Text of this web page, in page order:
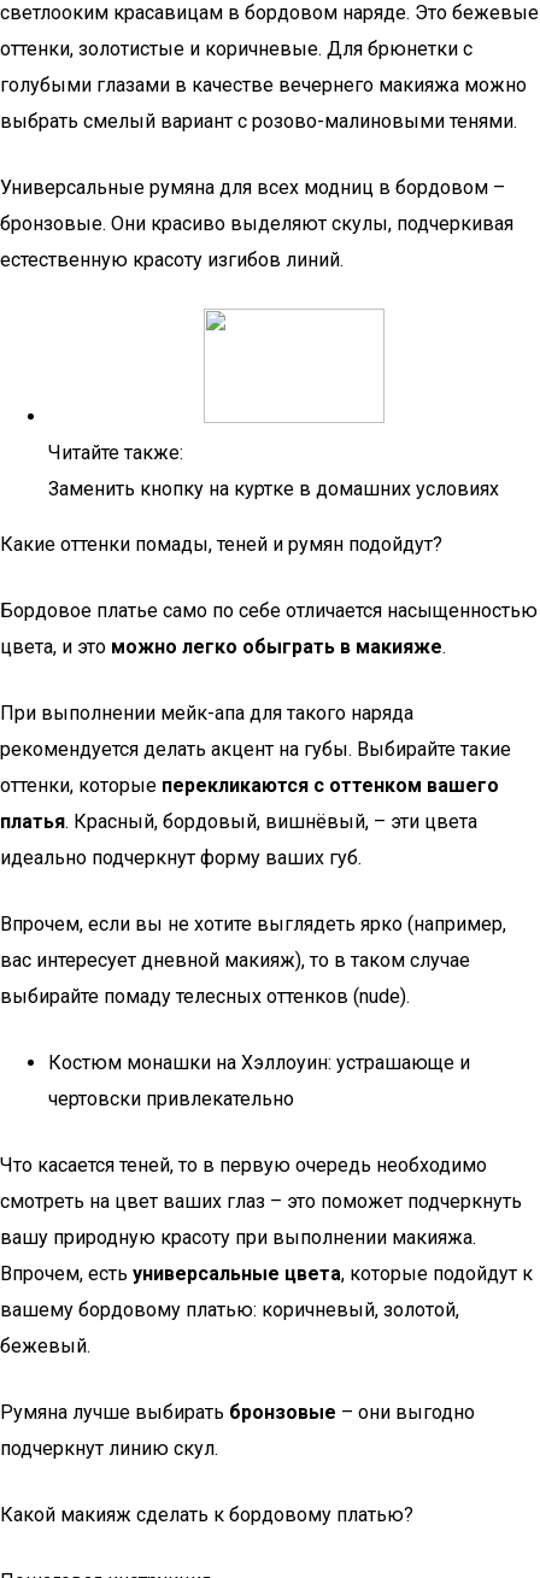
светлооким красавицам в бордовом наряде. Это бежевые
оттенки, золотистые и коричневые. Для брюнетки с
голубыми глазами в качестве вечернего макияжа можно
выбрать смелый вариант с розово-малиновыми тенями.
Универсальные румяна для всех модниц в бордовом –
бронзовые. Они красиво выделяют скулы, подчеркивая
естественную красоту изгибов линий.
Читайте также:
Заменить кнопку на куртке в домашних условиях
Какие оттенки помады, теней и румян подойдут?
Бордовое платье само по себе отличается насыщенностью
цвета, и это можно легко обыграть в макияже.
При выполнении мейк-апа для такого наряда
рекомендуется делать акцент на губы. Выбирайте такие
оттенки, которые перекликаются с оттенком вашего
платья. Красный, бордовый, вишнёвый, – эти цвета
идеально подчеркнут форму ваших губ.
Впрочем, если вы не хотите выглядеть ярко (например,
вас интересует дневной макияж), то в таком случае
выбирайте помаду телесных оттенков (nude).
Костюм монашки на Хэллоуин: устрашающе и
чертовски привлекательно
Что касается теней, то в первую очередь необходимо
смотреть на цвет ваших глаз – это поможет подчеркнуть
вашу природную красоту при выполнении макияжа.
Впрочем, есть универсальные цвета, которые подойдут к
вашему бордовому платью: коричневый, золотой,
бежевый.
Румяна лучше выбирать бронзовые – они выгодно
подчеркнут линию скул.
Какой макияж сделать к бордовому платью?